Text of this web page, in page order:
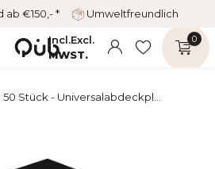
ab €150,- * Umweltfreundlich
Incl.Excl.
MWST.
0
50 Stück - Universalabdeckpl...